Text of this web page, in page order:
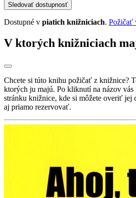
Sledovať dostupnosť
Dostupné v piatich knižniciach. Požičať
V ktorých knižniciach
Chcete si túto knihu požičať z knižnice?
ktorých ju majú. Po kliknutí na názov vás
stránku knižnice, kde si môžete overiť jej
aj priamo rezervovať.